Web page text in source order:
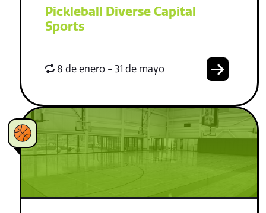
Pickleball Diverse Capital
Sports
8 de enero - 31 de mayo